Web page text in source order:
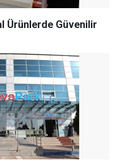
Ürünlerde Güvenilir